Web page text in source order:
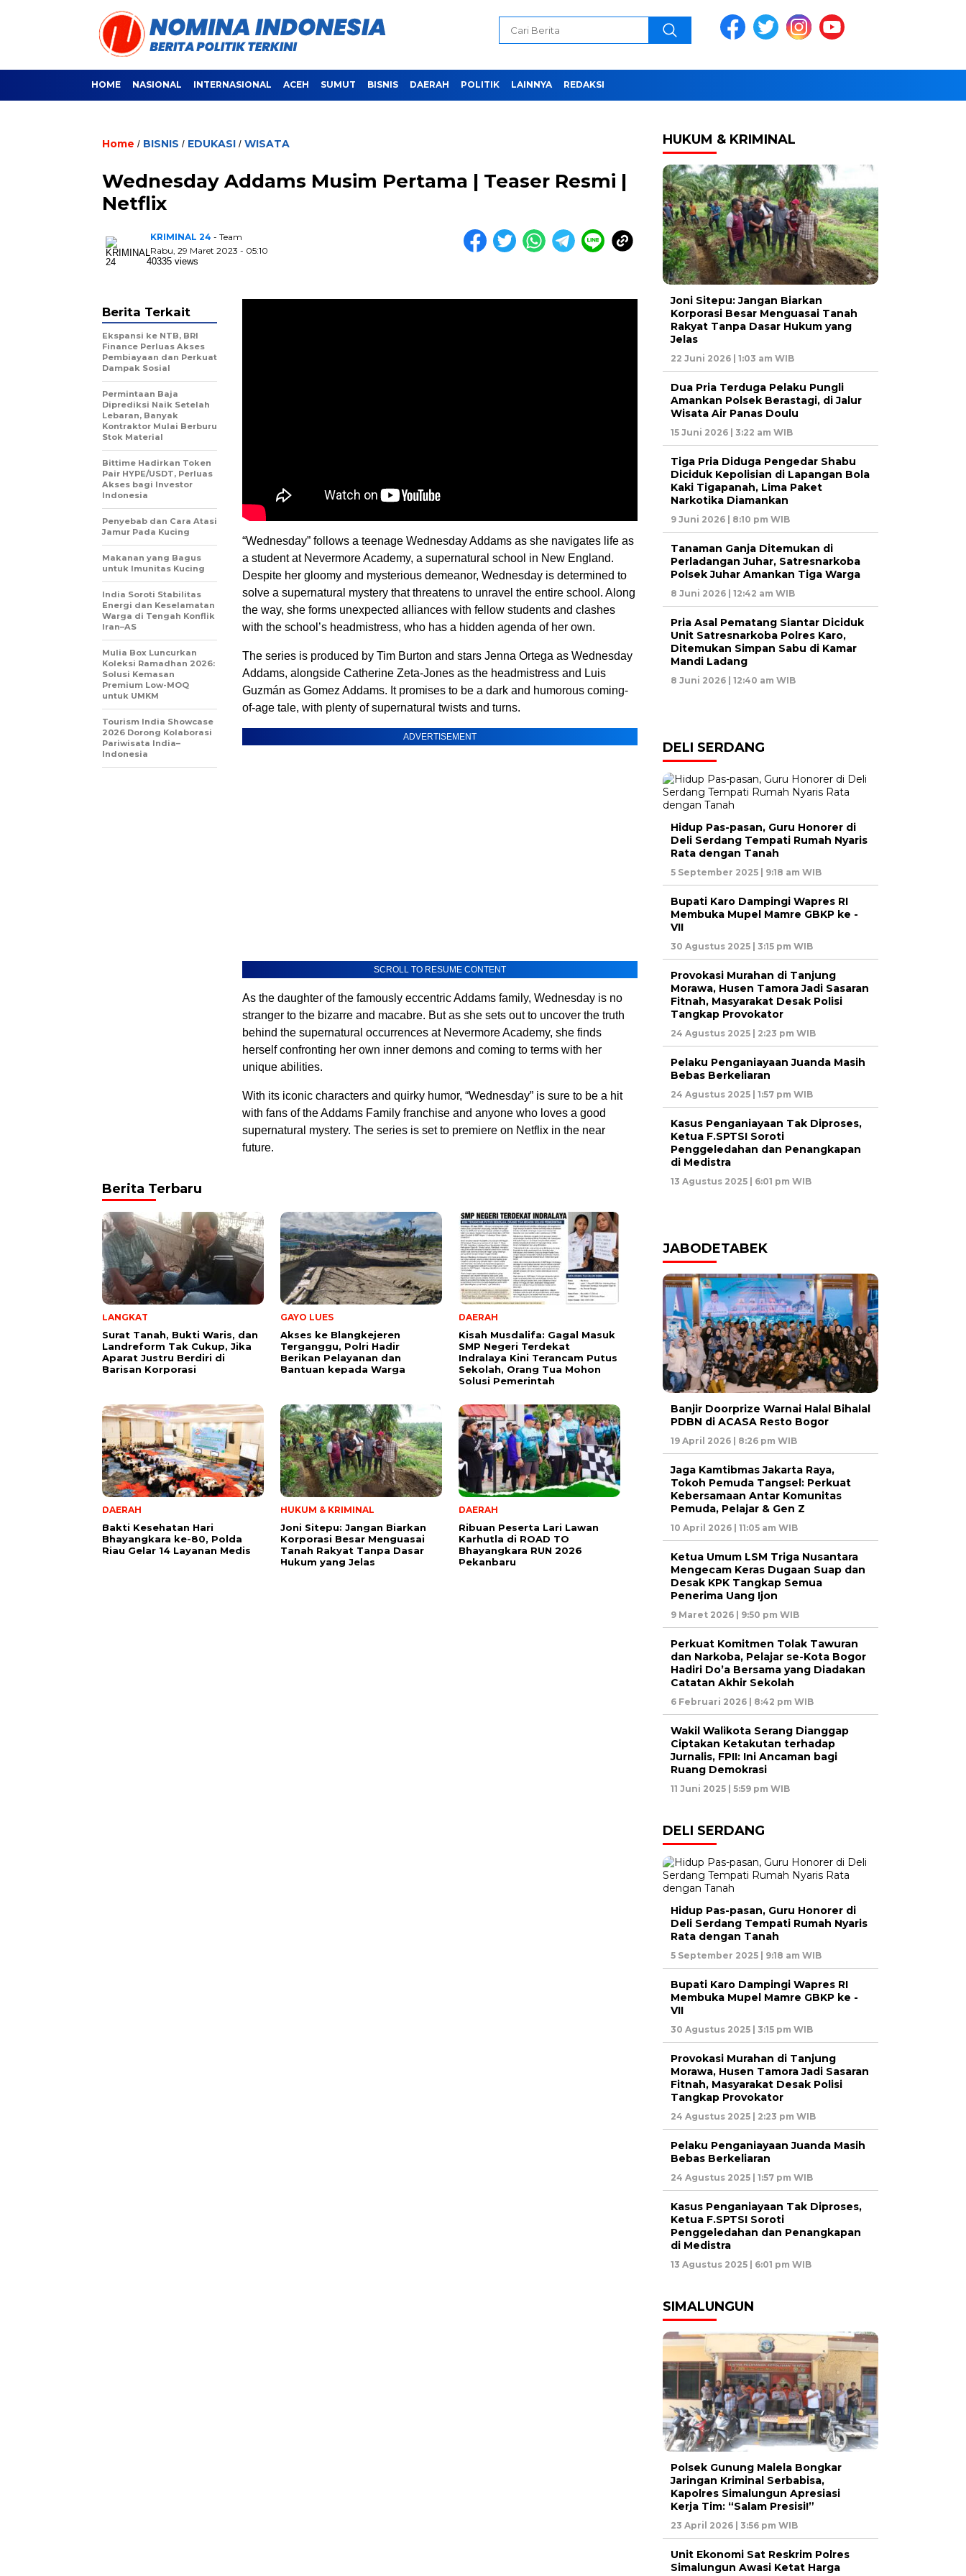
HOME NASIONAL INTERNASIONAL ACEH SUMUT BISNIS DAERAH POLITIK LAINNYA REDAKSI
Home / BISNIS / EDUKASI / WISATA
Wednesday Addams Musim Pertama | Teaser Resmi |
Netflix
KRIMINAL 24 - Team
Rabu, 29 Maret 2023 - 05:10
40335 views
“Wednesday” follows a teenage Wednesday Addams as she navigates life as
a student at Nevermore Academy, a supernatural school in New England.
Despite her gloomy and mysterious demeanor, Wednesday is determined to
solve a supernatural mystery that threatens to unravel the entire school. Along
the way, she forms unexpected alliances with fellow students and clashes
with the school’s headmistress, who has a hidden agenda of her own.
The series is produced by Tim Burton and stars Jenna Ortega as Wednesday
Addams, alongside Catherine Zeta-Jones as the headmistress and Luis
Guzmán as Gomez Addams. It promises to be a dark and humorous coming-
of-age tale, with plenty of supernatural twists and turns.
ADVERTISEMENT
SCROLL TO RESUME CONTENT
As the daughter of the famously eccentric Addams family, Wednesday is no
stranger to the bizarre and macabre. But as she sets out to uncover the truth
behind the supernatural occurrences at Nevermore Academy, she finds
herself confronting her own inner demons and coming to terms with her
unique abilities.
With its iconic characters and quirky humor, “Wednesday” is sure to be a hit
with fans of the Addams Family franchise and anyone who loves a good
supernatural mystery. The series is set to premiere on Netflix in the near
future.
Berita Terkait
Ekspansi ke NTB, BRI
Finance Perluas Akses
Pembiayaan dan Perkuat
Dampak Sosial
Permintaan Baja
Diprediksi Naik Setelah
Lebaran, Banyak
Kontraktor Mulai Berburu
Stok Material
Bittime Hadirkan Token
Pair HYPE/USDT, Perluas
Akses bagi Investor
Indonesia
Penyebab dan Cara Atasi
Jamur Pada Kucing
Makanan yang Bagus
untuk Imunitas Kucing
India Soroti Stabilitas
Energi dan Keselamatan
Warga di Tengah Konflik
Iran–AS
Mulia Box Luncurkan
Koleksi Ramadhan 2026:
Solusi Kemasan
Premium Low-MOQ
untuk UMKM
Tourism India Showcase
2026 Dorong Kolaborasi
Pariwisata India–
Indonesia
Berita Terbaru
LANGKAT
Surat Tanah, Bukti Waris, dan
Landreform Tak Cukup, Jika
Aparat Justru Berdiri di
Barisan Korporasi
GAYO LUES
Akses ke Blangkejeren
Terganggu, Polri Hadir
Berikan Pelayanan dan
Bantuan kepada Warga
DAERAH
Kisah Musdalifa: Gagal Masuk
SMP Negeri Terdekat
Indralaya Kini Terancam Putus
Sekolah, Orang Tua Mohon
Solusi Pemerintah
DAERAH
Bakti Kesehatan Hari
Bhayangkara ke-80, Polda
Riau Gelar 14 Layanan Medis
HUKUM & KRIMINAL
Joni Sitepu: Jangan Biarkan
Korporasi Besar Menguasai
Tanah Rakyat Tanpa Dasar
Hukum yang Jelas
DAERAH
Ribuan Peserta Lari Lawan
Karhutla di ROAD TO
Bhayangkara RUN 2026
Pekanbaru
HUKUM & KRIMINAL
Joni Sitepu: Jangan Biarkan
Korporasi Besar Menguasai Tanah
Rakyat Tanpa Dasar Hukum yang
Jelas
22 Juni 2026 | 1:03 am WIB
Dua Pria Terduga Pelaku Pungli
Amankan Polsek Berastagi, di Jalur
Wisata Air Panas Doulu
15 Juni 2026 | 3:22 am WIB
Tiga Pria Diduga Pengedar Shabu
Diciduk Kepolisian di Lapangan Bola
Kaki Tigapanah, Lima Paket
Narkotika Diamankan
9 Juni 2026 | 8:10 pm WIB
Tanaman Ganja Ditemukan di
Perladangan Juhar, Satresnarkoba
Polsek Juhar Amankan Tiga Warga
8 Juni 2026 | 12:42 am WIB
Pria Asal Pematang Siantar Diciduk
Unit Satresnarkoba Polres Karo,
Ditemukan Simpan Sabu di Kamar
Mandi Ladang
8 Juni 2026 | 12:40 am WIB
DELI SERDANG
Hidup Pas-pasan, Guru Honorer di
Deli Serdang Tempati Rumah Nyaris
Rata dengan Tanah
5 September 2025 | 9:18 am WIB
Bupati Karo Dampingi Wapres RI
Membuka Mupel Mamre GBKP ke -
VII
30 Agustus 2025 | 3:15 pm WIB
Provokasi Murahan di Tanjung
Morawa, Husen Tamora Jadi Sasaran
Fitnah, Masyarakat Desak Polisi
Tangkap Provokator
24 Agustus 2025 | 2:23 pm WIB
Pelaku Penganiayaan Juanda Masih
Bebas Berkeliaran
24 Agustus 2025 | 1:57 pm WIB
Kasus Penganiayaan Tak Diproses,
Ketua F.SPTSI Soroti
Penggeledahan dan Penangkapan
di Medistra
13 Agustus 2025 | 6:01 pm WIB
JABODETABEK
Banjir Doorprize Warnai Halal Bihalal
PDBN di ACASA Resto Bogor
19 April 2026 | 8:26 pm WIB
Jaga Kamtibmas Jakarta Raya,
Tokoh Pemuda Tangsel: Perkuat
Kebersamaan Antar Komunitas
Pemuda, Pelajar & Gen Z
10 April 2026 | 11:05 am WIB
Ketua Umum LSM Triga Nusantara
Mengecam Keras Dugaan Suap dan
Desak KPK Tangkap Semua
Penerima Uang Ijon
9 Maret 2026 | 9:50 pm WIB
Perkuat Komitmen Tolak Tawuran
dan Narkoba, Pelajar se-Kota Bogor
Hadiri Do’a Bersama yang Diadakan
Catatan Akhir Sekolah
6 Februari 2026 | 8:42 pm WIB
Wakil Walikota Serang Dianggap
Ciptakan Ketakutan terhadap
Jurnalis, FPII: Ini Ancaman bagi
Ruang Demokrasi
11 Juni 2025 | 5:59 pm WIB
DELI SERDANG
Hidup Pas-pasan, Guru Honorer di
Deli Serdang Tempati Rumah Nyaris
Rata dengan Tanah
5 September 2025 | 9:18 am WIB
Bupati Karo Dampingi Wapres RI
Membuka Mupel Mamre GBKP ke -
VII
30 Agustus 2025 | 3:15 pm WIB
Provokasi Murahan di Tanjung
Morawa, Husen Tamora Jadi Sasaran
Fitnah, Masyarakat Desak Polisi
Tangkap Provokator
24 Agustus 2025 | 2:23 pm WIB
Pelaku Penganiayaan Juanda Masih
Bebas Berkeliaran
24 Agustus 2025 | 1:57 pm WIB
Kasus Penganiayaan Tak Diproses,
Ketua F.SPTSI Soroti
Penggeledahan dan Penangkapan
di Medistra
13 Agustus 2025 | 6:01 pm WIB
SIMALUNGUN
Polsek Gunung Malela Bongkar
Jaringan Kriminal Serbabisa,
Kapolres Simalungun Apresiasi
Kerja Tim: “Salam Presisi!”
23 April 2026 | 3:56 pm WIB
Unit Ekonomi Sat Reskrim Polres
Simalungun Awasi Ketat Harga